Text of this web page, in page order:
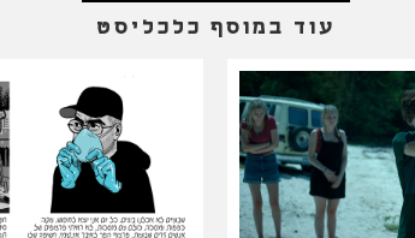
עוד במוסף כלכליסט